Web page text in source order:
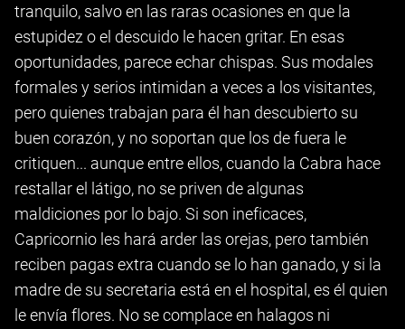
tranquilo, salvo en las raras ocasiones en que la
estupidez o el descuido le hacen gritar. En esas
oportunidades, parece echar chispas. Sus modales
formales y serios intimidan a veces a los visitantes,
pero quienes trabajan para él han descubierto su
buen corazón, y no soportan que los de fuera le
critiquen... aunque entre ellos, cuando la Cabra hace
restallar el látigo, no se priven de algunas
maldiciones por lo bajo. Si son ineficaces,
Capricornio les hará arder las orejas, pero también
reciben pagas extra cuando se lo han ganado, y si la
madre de su secretaria está en el hospital, es él quien
le envía flores. No se complace en halagos ni